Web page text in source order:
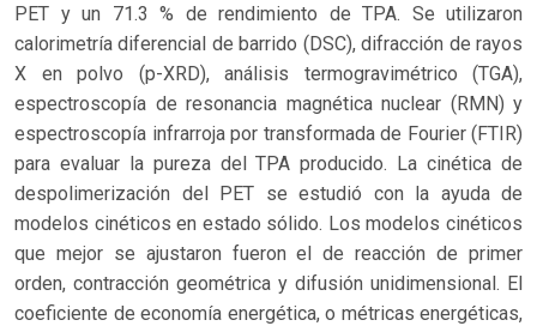
PET y un 71.3 % de rendimiento de TPA. Se utilizaron
calorimetría diferencial de barrido (DSC), difracción de rayos
X en polvo (p-XRD), análisis termogravimétrico (TGA),
espectroscopía de resonancia magnética nuclear (RMN) y
espectroscopía infrarroja por transformada de Fourier (FTIR)
para evaluar la pureza del TPA producido. La cinética de
despolimerización del PET se estudió con la ayuda de
modelos cinéticos en estado sólido. Los modelos cinéticos
que mejor se ajustaron fueron el de reacción de primer
orden, contracción geométrica y difusión unidimensional. El
coeficiente de economía energética, o métricas energéticas,